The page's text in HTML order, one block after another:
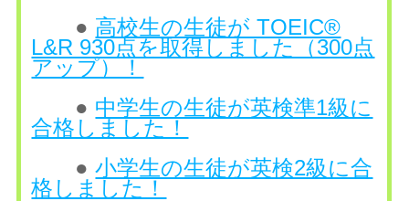
● 高校生の生徒が TOEIC®
L&R 930点を取得しました（300点
アップ）！
● 中学生の生徒が英検準1級に
合格しました！
●小学生の生徒が英検2級に合
格しました！